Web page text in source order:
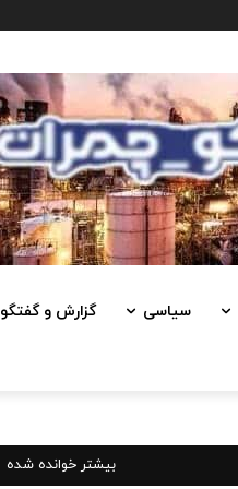
سیاسی گزارش و گفتگو
بیشتر خوانده شده